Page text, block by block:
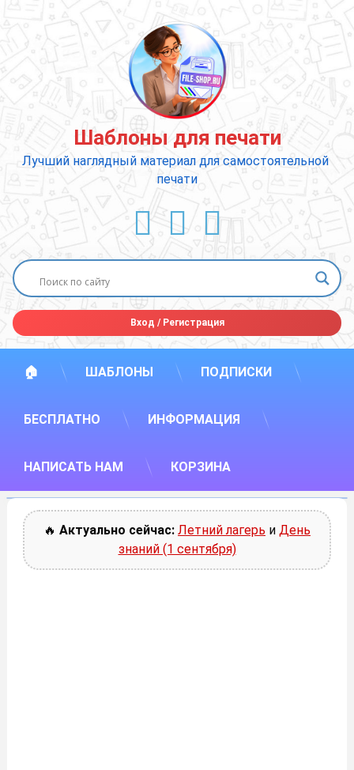
содержимому
Шаблоны для печати
Лучший наглядный материал для самостоятельной
печати
ВКонтакте
YouTube
E-mail
Вход /Регистрация
🏠 ШАБЛОНЫ ПОДПИСКИ
БЕСПЛАТНО ИНФОРМАЦИЯ
НАПИСАТЬ НАМ КОРЗИНА
🔥 Актуально сейчас: Летний лагерь и День
знаний (1 сентября)